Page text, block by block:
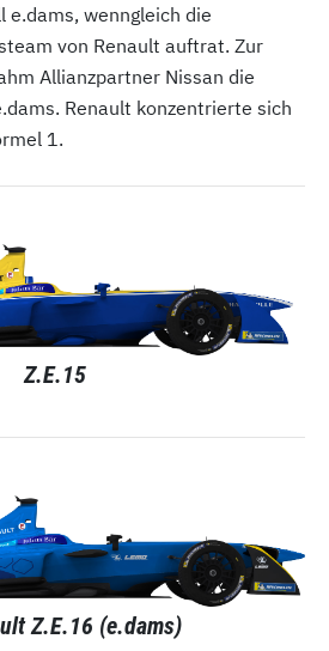
e.dams, wenngleich die
von Renault auftrat. Zur
Allianzpartner Nissan die
Renault konzentrierte sich
1.
Z.E.15
Z.E.16 (e.dams)